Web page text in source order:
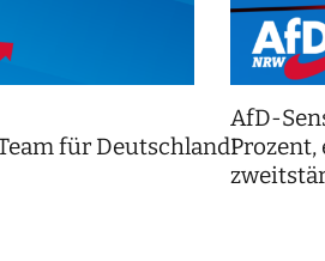
für Deutschland!
AfD-
Prozent,